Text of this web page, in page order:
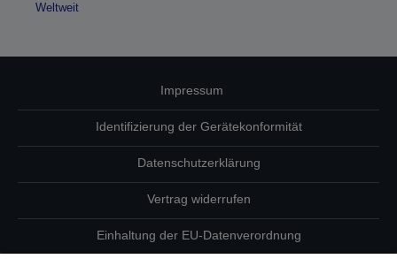
Weltweit
Impressum
Identifizierung der Gerätekonformität
Datenschutzerklärung
Vertrag widerrufen
Einhaltung der EU-Datenverordnung